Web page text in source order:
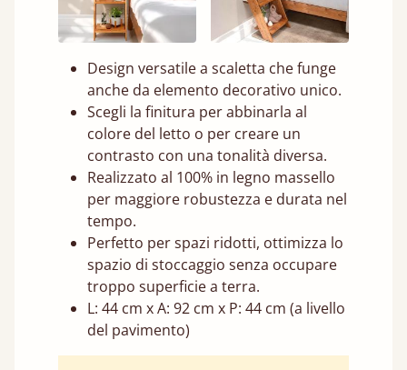
Design versatile a scaletta che funge
anche da elemento decorativo unico.
Scegli la finitura per abbinarla al
colore del letto o per creare un
contrasto con una tonalità diversa.
Realizzato al 100% in legno massello
per maggiore robustezza e durata nel
tempo.
Perfetto per spazi ridotti, ottimizza lo
spazio di stoccaggio senza occupare
troppo superficie a terra.
L: 44 cm x A: 92 cm x P: 44 cm (a livello
del pavimento)